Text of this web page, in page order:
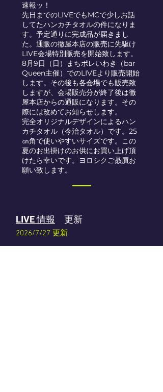
速報ッ！
先日までのLIVEでもMCで少しお話
してたハンカチタオルの件になりま
す。予定通りに完成品が届きまし
た。通販の徹屋本店の販売に先駆け
LIVE会場特別販売を開始致します。
8月9日（日）まちポレいわき（bar
Queen主催）でのLIVEより販売開始
します。その後も各会場でも販売致
しますが、会場販売分が終了後は徹
屋本店からの通販になります。その
際には改めてお知らせします。
完全オリジナルデザインによるハン
カチタオル（今治タオル）です。25
㎝角で使いやすいサイズです。この
夏のお出掛けのお供にお買い上げ頂
けたら幸いです。ヨロシクご贔屓お
願い致します。
LIVE 情報 更新
2026/7/27 更新